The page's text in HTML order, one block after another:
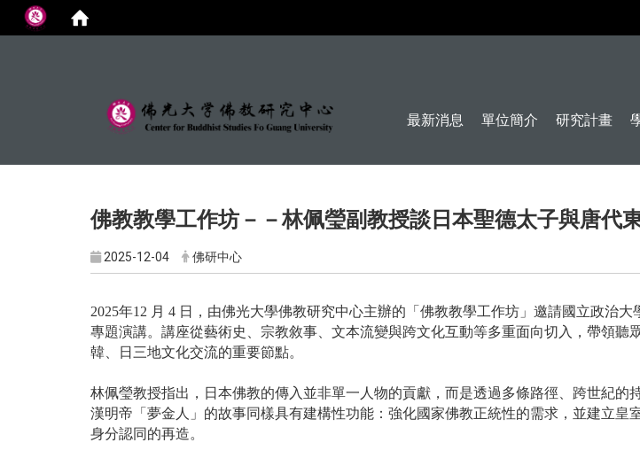
最新消息
單位簡介 研究計畫
佛教教學工作坊－－林佩瑩副教授談日本聖德太子與唐代
2025-12-04 佛研中心
2025年12 月 4 日，由佛光大學佛教研究中心主辦的「佛教教學工作坊」邀請國立政治
專題演講。講座從藝術史、宗教敘事、文本流變與跨文化互動等多重面向切入，帶領聽
韓、日三地文化交流的重要節點。
林佩瑩教授指出，日本佛教的傳入並非單一人物的貢獻，而是透過多條路徑、跨世紀
漢明帝「夢金人」的故事同樣具有建構性功能：強化國家佛教正統性的需求，並建立
身分認同的再造。